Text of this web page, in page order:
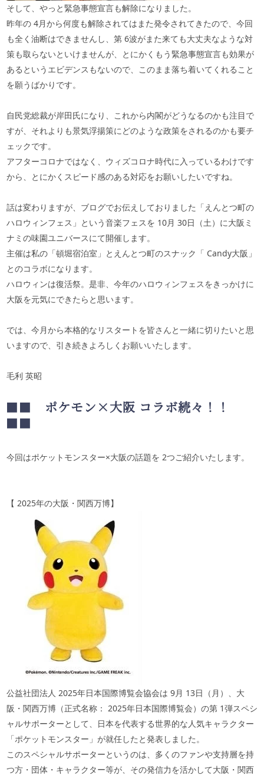
そして、やっと緊急事態宣言も解除になりました。
昨年の 4月から何度も解除されてはまた発令されてきたので、今回
も全く油断はできませんし、第 6波がまた来ても大丈夫なような対
策も取らないといけませんが、とにかくもう緊急事態宣言も効果が
あるというエビデンスもないので、このまま落ち着いてくれること
を願うばかりです。
自民党総裁が岸田氏になり、これから内閣がどうなるのかも注目で
すが、それよりも景気浮揚策にどのような政策をされるのかも要チ
ェックです。
アフターコロナではなく、ウィズコロナ時代に入っているわけです
から、とにかくスピード感のある対応をお願いしたいですね。
話は変わりますが、ブログでお伝えしておりました「えんとつ町の
ハロウィンフェス」という音楽フェスを 10月 30日（土）に大阪ミ
ナミの味園ユニバースにて開催します。
主催は私の「頓堀宿泊室」とえんとつ町のスナック「 Candy大阪」
とのコラボになります。
ハロウィンは復活祭。是非、今年のハロウィンフェスをきっかけに
大阪を元気にできたらと思います。
では、今月から本格的なリスタートを皆さんと一緒に切りたいと思
いますので、引き続きよろしくお願いいたします。
毛利 英昭
■■ ポケモン×大阪 コラボ続々！！
■■
今回はポケットモンスター×大阪の話題を 2つご紹介いたします。
【 2025年の大阪・関西万博】
公益社団法人 2025年日本国際博覧会協会は 9月 13日（月）、大
阪・関西万博（正式名称： 2025年日本国際博覧会）の第 1弾スペシ
ャルサポーターとして、日本を代表する世界的な人気キャラクター
「ポケットモンスター」が就任したと発表しました。
このスペシャルサポーターというのは、多くのファンや支持層を持
つ方・団体・キャラクター等が、その発信力を活かして大阪・関西